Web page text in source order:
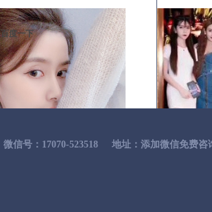
百度一下
微信号：17070-523518 地址：添加微信免费